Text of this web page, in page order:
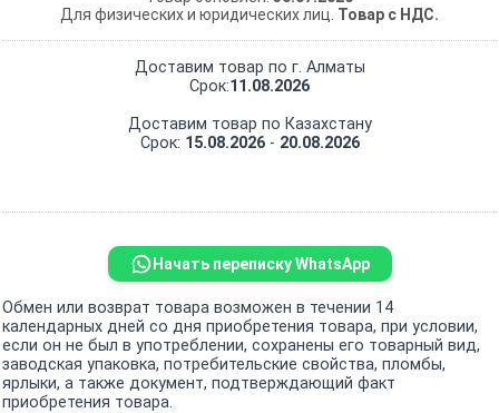
Для физических и юридических лиц. Товар с НДС.
Доставим товар по г. Алматы
Срок:11.08.2026
Доставим товар по Казахстану
Срок: 15.08.2026- 20.08.2026
Начать переписку WhatsApp
Обмен или возврат товара возможен в течении 14
календарных дней со дня приобретения товара, при условии,
если он не был в употреблении, сохранены его товарный вид,
заводская упаковка, потребительские свойства, пломбы,
ярлыки, а также документ, подтверждающий факт
приобретения товара.